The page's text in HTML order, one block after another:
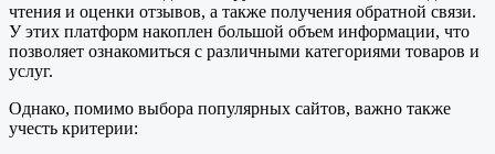
чтения и оценки отзывов, а также получения обратной связи.
У этих платформ накоплен большой объем информации, что
позволяет ознакомиться с различными категориями товаров и
услуг.
Однако, помимо выбора популярных сайтов, важно также
учесть критерии: